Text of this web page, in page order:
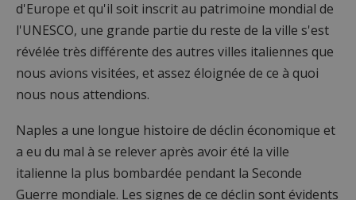
d'Europe et qu'il soit inscrit au patrimoine mondial de
l'UNESCO, une grande partie du reste de la ville s'est
révélée très différente des autres villes italiennes que
nous avions visitées, et assez éloignée de ce à quoi
nous nous attendions.
Naples a une longue histoire de déclin économique et
a eu du mal à se relever après avoir été la ville
italienne la plus bombardée pendant la Seconde
Guerre mondiale. Les signes de ce déclin sont évidents